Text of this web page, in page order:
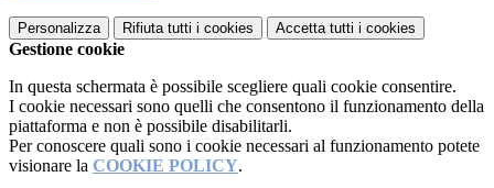
Personalizza Rifiuta tutti i cookies Accetta tutti i cookies
Gestione cookie
In questa schermata è possibile scegliere quali cookie consentire.
I cookie necessari sono quelli che consentono il funzionamento della
piattaforma e non è possibile disabilitarli.
Per conoscere quali sono i cookie necessari al funzionamento potete
visionare la COOKIE POLICY.